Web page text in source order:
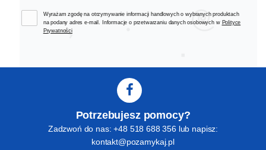
Wyrażam zgodę na otrzymywanie informacji handlowych o wybranych produktach
na podany adres e-mail. Informacje o przetwarzaniu danych osobowych w Polityce
Prywatności
Potrzebujesz pomocy?
Zadzwoń do nas: +48 518 688 356 lub napisz:
kontakt@pozamykaj.pl